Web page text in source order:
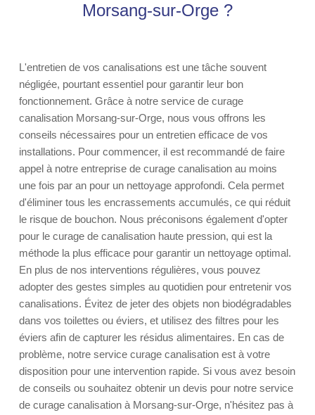
Morsang-sur-Orge ?
L'entretien de vos canalisations est une tâche souvent
négligée, pourtant essentiel pour garantir leur bon
fonctionnement. Grâce à notre service de curage
canalisation Morsang-sur-Orge, nous vous offrons les
conseils nécessaires pour un entretien efficace de vos
installations. Pour commencer, il est recommandé de faire
appel à notre entreprise de curage canalisation au moins
une fois par an pour un nettoyage approfondi. Cela permet
d'éliminer tous les encrassements accumulés, ce qui réduit
le risque de bouchon. Nous préconisons également d'opter
pour le curage de canalisation haute pression, qui est la
méthode la plus efficace pour garantir un nettoyage optimal.
En plus de nos interventions régulières, vous pouvez
adopter des gestes simples au quotidien pour entretenir vos
canalisations. Évitez de jeter des objets non biodégradables
dans vos toilettes ou éviers, et utilisez des filtres pour les
éviers afin de capturer les résidus alimentaires. En cas de
problème, notre service curage canalisation est à votre
disposition pour une intervention rapide. Si vous avez besoin
de conseils ou souhaitez obtenir un devis pour notre service
de curage canalisation à Morsang-sur-Orge, n'hésitez pas à